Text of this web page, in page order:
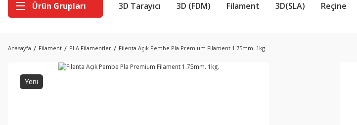
Ürün Grupları 3D Tarayıcı 3D (FDM) Filament 3D(SLA) Reçine
Anasayfa Filament PLA Filamentler Filenta Açık Pembe Pla Premium Filament 1.75mm. 1kg.
Yeni